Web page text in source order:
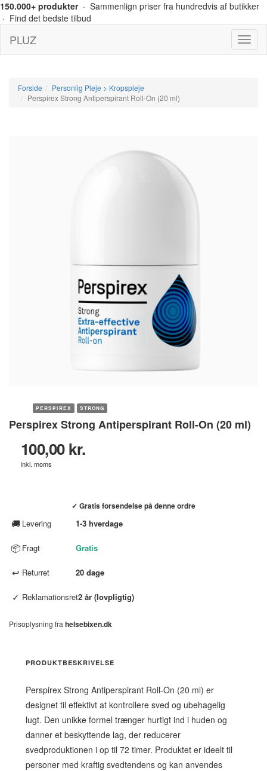
150.000+ produkter· Sammenlign priser fra hundredvis af butikker
· Find det bedste tilbud
Menu
PLUZ
Forside
Personlig Pleje > Kropspleje
Perspirex Strong Antiperspirant Roll-On (20 ml)
PERSPIREX STRONG
Perspirex Strong Antiperspirant Roll-On (20 ml)
100,00 kr.
inkl. moms
✓ Gratis forsendelse på denne ordre
🚚 Levering 1-3 hverdage
📦 Fragt Gratis
↩ Returret 20 dage
✓ Reklamationsret2 år (lovpligtig)
Prisoplysning fra helsebixen.dk
PRODUKTBESKRIVELSE
Perspirex Strong Antiperspirant Roll-On (20 ml) er
designet til effektivt at kontrollere sved og ubehagelig
lugt. Den unikke formel trænger hurtigt ind i huden og
danner et beskyttende lag, der reducerer
svedproduktionen i op til 72 timer. Produktet er ideelt til
personer med kraftig svedtendens og kan anvendes